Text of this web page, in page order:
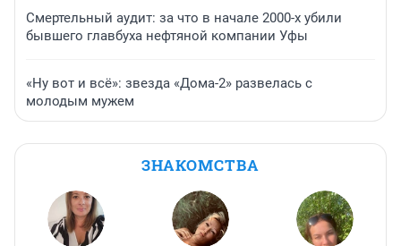
Смертельный аудит: за что в начале 2000-х убили
бывшего главбуха нефтяной компании Уфы
«Ну вот и всё»: звезда «Дома-2» развелась с
молодым мужем
ЗНАКОМСТВА